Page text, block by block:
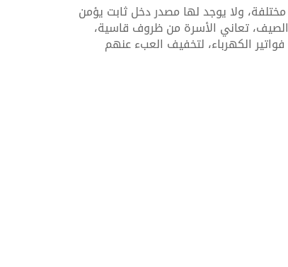
ولا يوجد لها مصدر دخل ثابت يؤمن
الصيف، تعاني الأسرة من ظروف قاسية،
الكهرباء، لتخفيف العبء عنهم